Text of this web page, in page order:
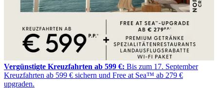
Vergünstigte Kreuzfahrten ab 599 €: Bis zum 17. September
Kreuzfahrten ab 599 € sichern und Free at Sea™ ab 279 €
upgraden.